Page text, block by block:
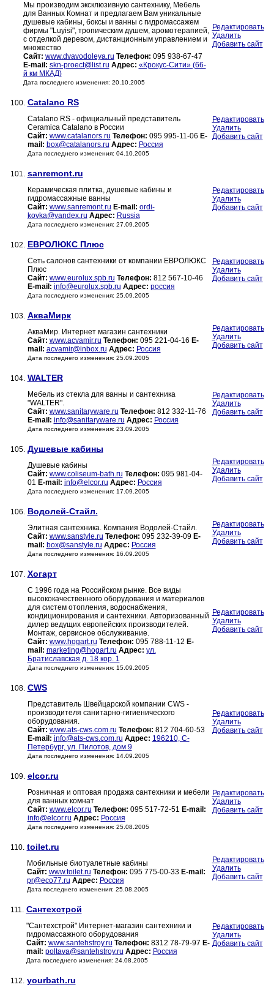
Мы производим эксклюзивную сантехнику, Мебель
для Ванных Комнат и предлагаем Вам уникальные
душевые кабины, боксы и ванны с гидромассажем
фирмы "Luyisi", тропическим душем, аромотерапией,
с отделкой деревом, дистанционным управлением и
множество
Сайт: www.dvavodoleya.ru Телефон: 095 938-67-47
E-mail: skn-proect@list.ru Адрес: «Крокус-Сити» (66-
й км МКАД)
Дата последнего изменения: 20.10.2005
Редактировать
Удалить
Добавить сайт
100. Catalano RS
Catalano RS - официальный представитель
Ceramica Catalano в России
Сайт: www.catalanors.ru Телефон: 095 995-11-06 E-
mail: box@catalanors.ru Адрес: Россия
Дата последнего изменения: 04.10.2005
Редактировать
Удалить
Добавить сайт
101. sanremont.ru
Керамическая плитка, душевые кабины и
гидромассажные ванны
Сайт: www.sanremont.ru E-mail: ordi-
kovka@yandex.ru Адрес: Russia
Дата последнего изменения: 27.09.2005
Редактировать
Удалить
Добавить сайт
102. ЕВРОЛЮКС Плюс
Сеть салонов сантехники от компании ЕВРОЛЮКС
Плюс
Сайт: www.eurolux.spb.ru Телефон: 812 567-10-46
E-mail: info@eurolux.spb.ru Адрес: россия
Дата последнего изменения: 25.09.2005
Редактировать
Удалить
Добавить сайт
103. АкваМирк
АкваМир. Интернет магазин сантехники
Сайт: www.acvamir.ru Телефон: 095 221-04-16 E-
mail: acvamir@inbox.ru Адрес: Россия
Дата последнего изменения: 25.09.2005
Редактировать
Удалить
Добавить сайт
104. WALTER
Мебель из стекла для ванны и сантехника
"WALTER".
Сайт: www.sanitaryware.ru Телефон: 812 332-11-76
E-mail: info@sanitaryware.ru Адрес: Россия
Дата последнего изменения: 23.09.2005
Редактировать
Удалить
Добавить сайт
105. Душевые кабины
Душевые кабины
Сайт: www.coliseum-bath.ru Телефон: 095 981-04-
01 E-mail: info@elcor.ru Адрес: Россия
Дата последнего изменения: 17.09.2005
Редактировать
Удалить
Добавить сайт
106. Водолей-Стайл.
Элитная сантехника. Компания Водолей-Стайл.
Сайт: www.sanstyle.ru Телефон: 095 232-39-09 E-
mail: box@sanstyle.ru Адрес: Россия
Дата последнего изменения: 16.09.2005
Редактировать
Удалить
Добавить сайт
107. Хогарт
С 1996 года на Российском рынке. Все виды
высококачественного оборудования и материалов
для систем отопления, водоснабжения,
кондиционирования и сантехники. Авторизованный
дилер ведущих европейских производителей.
Монтаж, сервисное обслуживание.
Сайт: www.hogart.ru Телефон: 095 788-11-12 E-
mail: marketing@hogart.ru Адрес: ул.
Братиславская д. 18 кор. 1
Дата последнего изменения: 15.09.2005
Редактировать
Удалить
Добавить сайт
108. CWS
Представитель Швейцарской компании CWS -
производителя санитарно-гигиенического
оборудования.
Сайт: www.ats-cws.com.ru Телефон: 812 704-60-53
E-mail: info@ats-cws.com.ru Адрес: 196210, С-
Петербург, ул. Пилотов, дом 9
Дата последнего изменения: 14.09.2005
Редактировать
Удалить
Добавить сайт
109. elcor.ru
Розничная и оптовая продажа сантехники и мебели
для ванных комнат
Сайт: www.elcor.ru Телефон: 095 517-72-51 E-mail:
info@elcor.ru Адрес: Россия
Дата последнего изменения: 25.08.2005
Редактировать
Удалить
Добавить сайт
110. toilet.ru
Мобильные биотуалетные кабины
Сайт: www.toilet.ru Телефон: 095 775-00-33 E-mail:
pr@eco77.ru Адрес: Россия
Дата последнего изменения: 25.08.2005
Редактировать
Удалить
Добавить сайт
111. Сантехстрой
"Сантехстрой" Интернет-магазин сантехники и
гидромассажного оборудования
Сайт: www.santehstroy.ru Телефон: 8312 78-79-97 E-
mail: poltava@santehstroy.ru Адрес: Россия
Дата последнего изменения: 24.08.2005
Редактировать
Удалить
Добавить сайт
112. yourbath.ru